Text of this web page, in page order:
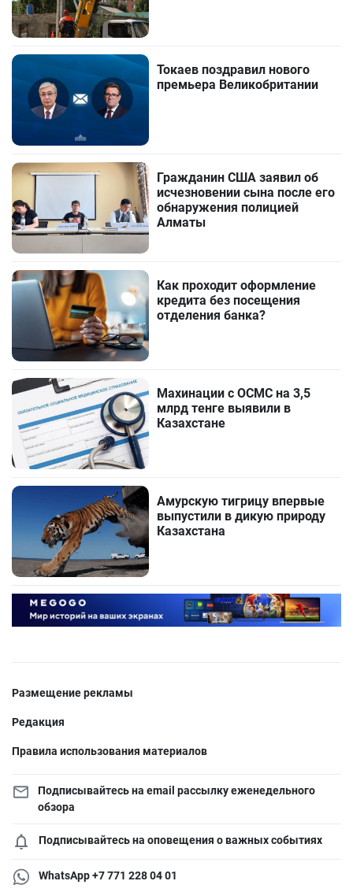
Токаев поздравил нового
премьера Великобритании
Гражданин США заявил об
исчезновении сына после его
обнаружения полицией
Алматы
Как проходит оформление
кредита без посещения
отделения банка?
Махинации с ОСМС на 3,5
млрд тенге выявили в
Казахстане
Амурскую тигрицу впервые
выпустили в дикую природу
Казахстана
Размещение рекламы
Редакция
Правила использования материалов
Подписывайтесь на email рассылку еженедельного
обзора
Подписывайтесь на оповещения о важных событиях
WhatsApp +7 771 228 04 01